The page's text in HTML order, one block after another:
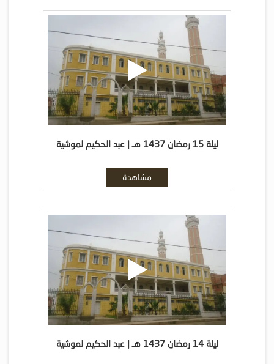
ليلة 15 رمضان 1437 هـ | عبد الحكيم لموشية
مشاهدة
ليلة 14 رمضان 1437 هـ | عبد الحكيم لموشية